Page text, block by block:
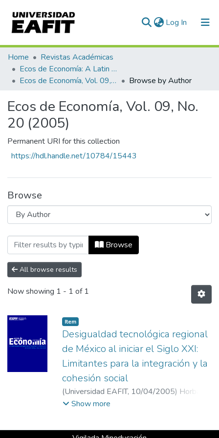
Log In (current)
Communities & Collections
All of DSpace
Home
Revistas Académicas
Ecos de Economía: A Latin American Journal of Applied Economics
Ecos de Economía, Vol. 09, No. 20 (2005)
Browse by Author
Ecos de Economía, Vol. 09, No.
20 (2005)
Permanent URI for this collection
https://hdl.handle.net/10784/15443
Browse
Browsing Ecos de Economía, Vol. 09,
Browse
All browse results
Now showing 1 - 1 of 1
Item
Desigualdad tecnológica regional
de México al iniciar el Siglo XXI:
Limitantes para la integración y la
cohesión social
(Universidad EAFIT, 10/04/2005) Horbath,
Jorge Enrique;
Show more